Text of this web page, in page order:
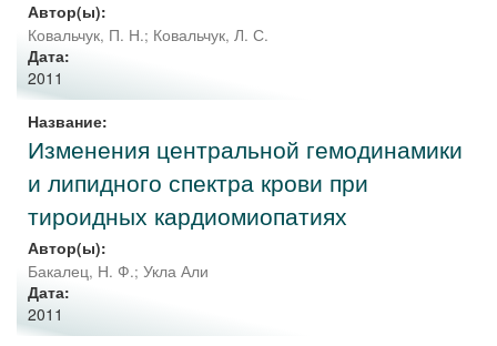
Автор(ы):
Ковальчук, П. Н.; Ковальчук, Л. С.
Дата:
2011
Название:
Изменения центральной гемодинамики
и липидного спектра крови при
тироидных кардиомиопатиях
Автор(ы):
Бакалец, Н. Ф.; Укла Али
Дата:
2011